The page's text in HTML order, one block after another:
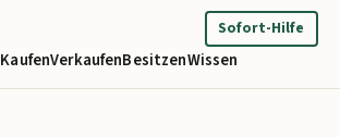
KaufenVerkaufenBesitzenWissen
Sofort-Hilfe